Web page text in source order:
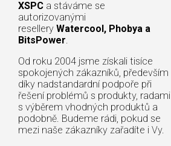
XSPC a stáváme se
autorizovanými
resellery Watercool, Phobya a
BitsPower.
Od roku 2004 jsme získali tisíce
spokojených zákazníků, především
díky nadstandardní podpoře při
řešení problémů s produkty, radami
s výběrem vhodných produktů a
podobně. Budeme rádi, pokud se
mezi naše zákazníky zařadíte i Vy.